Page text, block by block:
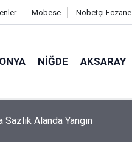
Mobese Nöbetçi Eczane
NIĞDE AKSARAY
Sazlık Alanda Yangın